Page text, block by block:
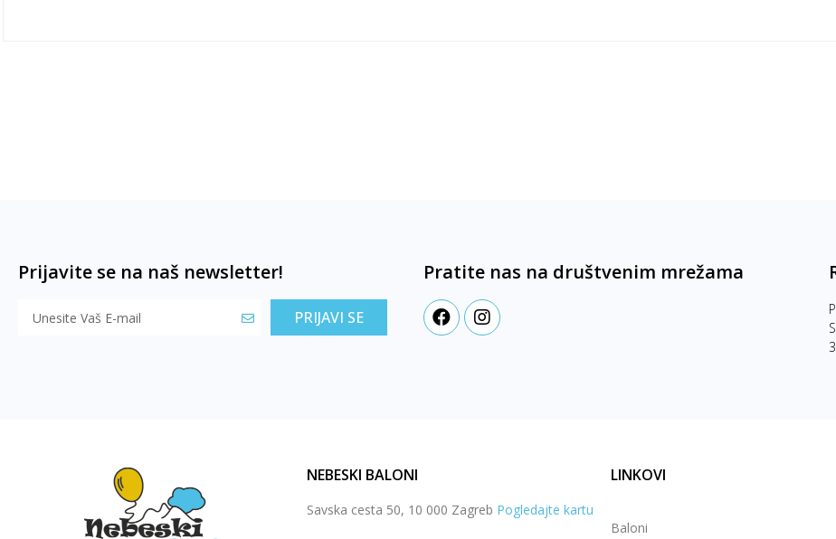
Prijavite se na naš newsletter!
PRIJAVI SE
Pratite nas na društvenim mrežama
NEBESKI BALONI
Savska cesta 50, 10 000 Zagreb Pogledajte kartu
LINKOVI
Baloni